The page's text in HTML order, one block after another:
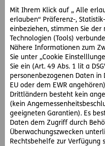
Mit Ihrem Klick auf „ Alle
erlauben“ Präferenz-,
einbeziehen, stimmen Sie
Technologien (Tools)
Nähere Informationen zum
Sie unter „Cookie
Sie ein (Art. 49 Abs. 1 lit a
personenbezogenen Daten
EU oder dem EWR
Drittländern besteht kein
(kein
geeigneten Garantien). Es
Daten dem Zugriff durch
Überwachungszwecken
Rechtsbehelfe zur Verfügung
Vorsorgevollmacht?
Werden Sie auf Dauer
eine Person dringend
vertreten kann.
Ihre nächsten
„automatisch“ für Sie tätig
dass psychisch erkrankte
ihren nächsten
Lebensgefährten) wohl
nur bei „Rechtsgeschäften
um Ansprüche auf